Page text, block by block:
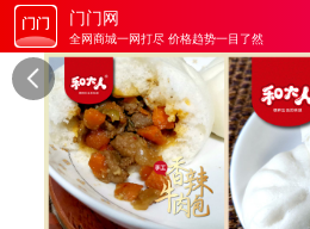
门门网
全网商城一网打尽 价格趋势一目了然